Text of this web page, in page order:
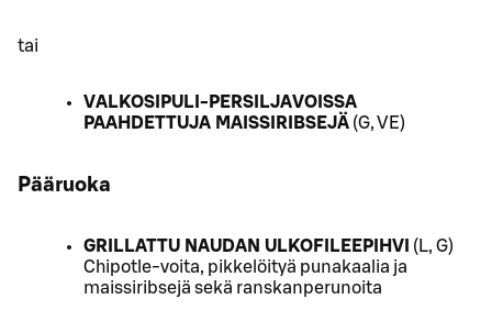
tai
VALKOSIPULI-PERSILJAVOISSA
PAAHDETTUJA MAISSIRIBSEJÄ (G, VE)
Pääruoka
GRILLATTU NAUDAN ULKOFILEEPIHVI (L, G)
Chipotle-voita, pikkelöityä punakaalia ja
maissiribsejä sekä ranskanperunoita